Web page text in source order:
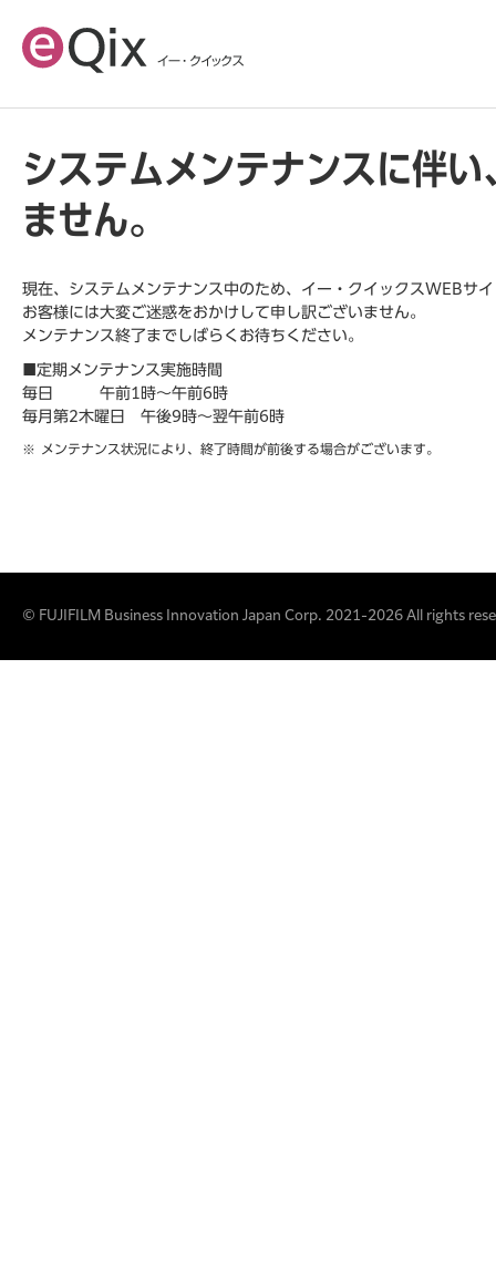
システムメンテナンスに伴
ません。
現在、システムメンテナンス中のため、イー・クイックスWEBサ
お客様には大変ご迷惑をおかけして申し訳ございません。
メンテナンス終了までしばらくお待ちください。
■定期メンテナンス実施時間
毎日 午前1時～午前6時
毎月第2木曜日 午後9時～翌午前6時
メンテナンス状況により、終了時間が前後する場合がございます。
© FUJIFILM Business Innovation Japan Corp. 2021-2026 All rights